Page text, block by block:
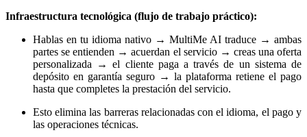
Infraestructura tecnológica (flujo de trabajo práctico):
Hablas en tu idioma nativo → MultiMe AI traduce → ambas
partes se entienden → acuerdan el servicio → creas una oferta
personalizada → el cliente paga a través de un sistema de
depósito en garantía seguro → la plataforma retiene el pago
hasta que completes la prestación del servicio.
Esto elimina las barreras relacionadas con el idioma, el pago y
las operaciones técnicas.